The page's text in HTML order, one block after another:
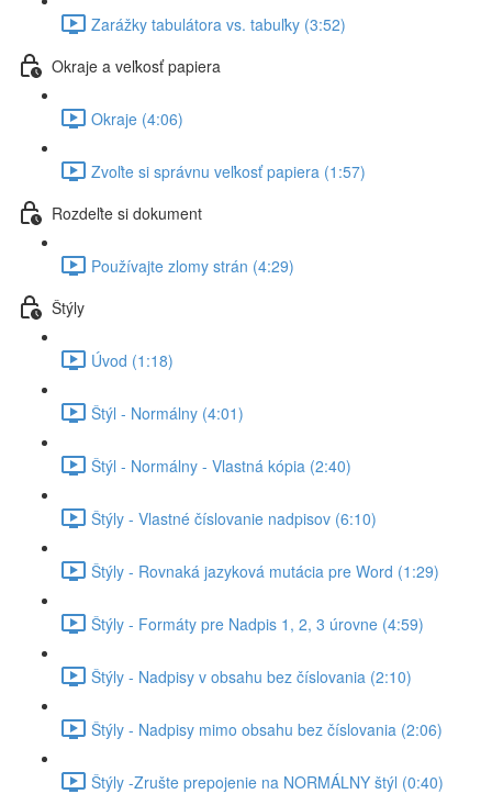
Zarážky tabulátora vs. tabuľky (3:52)
Okraje a veľkosť papiera
Okraje (4:06)
Zvoľte si správnu veľkosť papiera (1:57)
Rozdeľte si dokument
Používajte zlomy strán (4:29)
Štýly
Úvod (1:18)
Štýl - Normálny (4:01)
Štýl - Normálny - Vlastná kópia (2:40)
Štýly - Vlastné číslovanie nadpisov (6:10)
Štýly - Rovnaká jazyková mutácia pre Word (1:29)
Štýly - Formáty pre Nadpis 1, 2, 3 úrovne (4:59)
Štýly - Nadpisy v obsahu bez číslovania (2:10)
Štýly - Nadpisy mimo obsahu bez číslovania (2:06)
Štýly -Zrušte prepojenie na NORMÁLNY štýl (0:40)